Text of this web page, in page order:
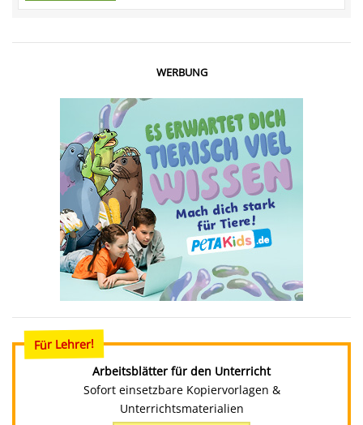
WERBUNG
Für Lehrer!
Arbeitsblätter für den Unterricht
Sofort einsetzbare Kopiervorlagen &
Unterrichtsmaterialien